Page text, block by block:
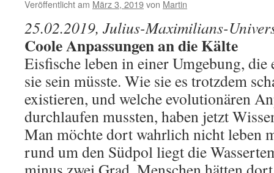
Veröffentlicht am März 3, 2019von Martin
25.02.2019, Julius-Maximilians-
Coole Anpassungen an die Kälte
Eisfische leben in einer Umgebung,
sie sein müsste. Wie sie es trotzdem
existieren, und welche evolutionären
durchlaufen mussten, haben jetzt
Man möchte dort wahrlich nicht leben
rund um den Südpol liegt die